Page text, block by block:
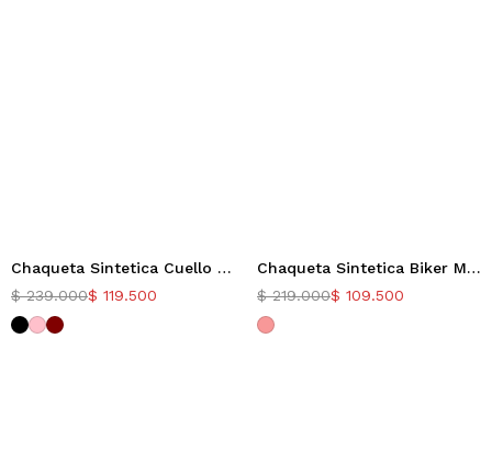
-50%
Chaqueta Sintetica Cuello Redondo Thais
$239.000$ 119.500
-50%
Chaqueta Sintetica Biker Malia
$219.000$ 109.500